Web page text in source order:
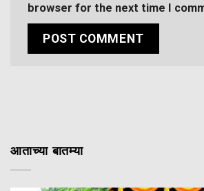
browser for the next time I
आताच्या बातम्या